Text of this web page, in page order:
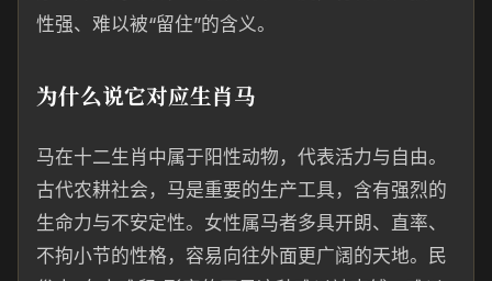
性强、难以被“留住”的含义。
为什么说它对应生肖马
马在十二生肖中属于阳性动物，代表活力与自由。
古代农耕社会，马是重要的生产工具，含有强烈的
生命力与不安定性。女性属马者多具开朗、直率、
不拘小节的性格，容易向往外面更广阔的天地。民